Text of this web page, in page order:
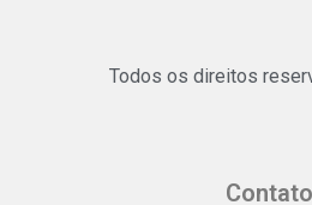
Todos os direitos
Contato